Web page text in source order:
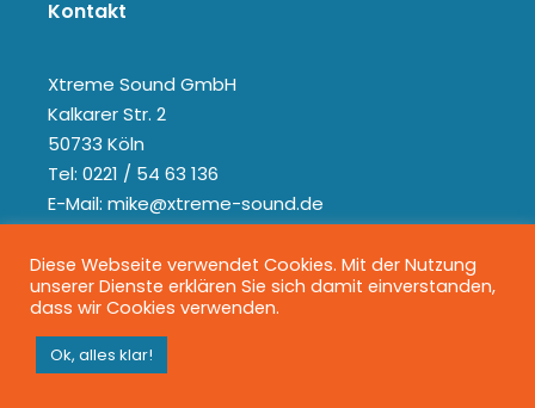
Kontakt
Xtreme Sound GmbH
Kalkarer Str. 2
50733 Köln
Tel: 0221 / 54 63 136
E-Mail: mike@xtreme-sound.de
Diese Webseite verwendet Cookies. Mit der Nutzung
unserer Dienste erklären Sie sich damit einverstanden,
dass wir Cookies verwenden.
Ok, alles klar!